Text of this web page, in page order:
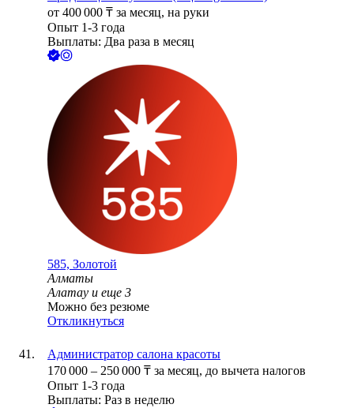
от 400 000 ₸ за месяц, на руки
Опыт 1-3 года
Выплаты: Два раза в месяц
585, Золотой
Алматы
Алатау и еще 3
Можно без резюме
Откликнуться
Администратор салона красоты
170 000 – 250 000 ₸ за месяц, до вычета налогов
Опыт 1-3 года
Выплаты: Раз в неделю